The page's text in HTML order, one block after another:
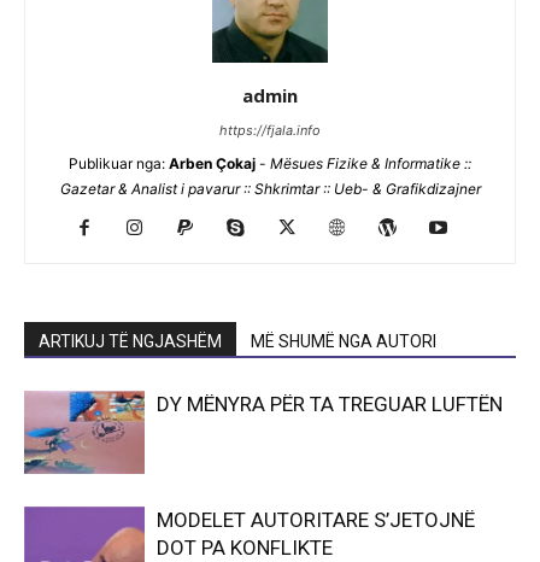
admin
https://fjala.info
Publikuar nga: Arben Çokaj - Mësues Fizike & Informatike ::
Gazetar & Analist i pavarur :: Shkrimtar :: Ueb- & Grafikdizajner
ARTIKUJ TË NGJASHËM MË SHUMË NGA AUTORI
DY MËNYRA PËR TA TREGUAR LUFTËN
MODELET AUTORITARE S’JETOJNË
DOT PA KONFLIKTE